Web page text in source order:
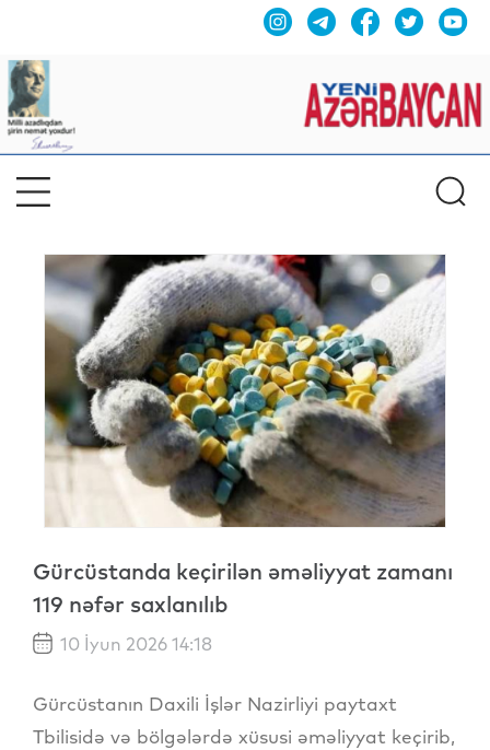
Gürcüstanda keçirilən əməliyyat zamanı
119 nəfər saxlanılıb
10 İyun 2026 14:18
Gürcüstanın Daxili İşlər Nazirliyi paytaxt
Tbilisidə və bölgələrdə xüsusi əməliyyat keçirib,